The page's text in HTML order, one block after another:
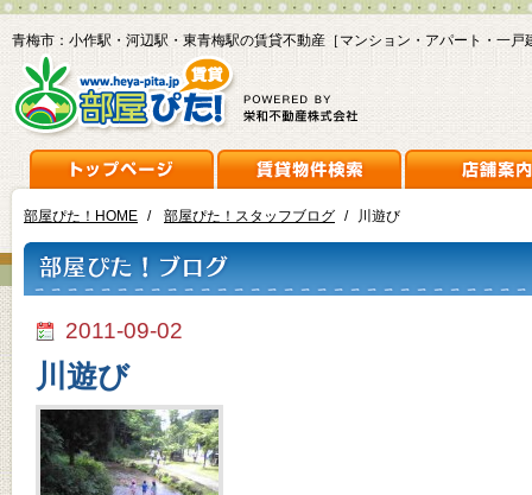
青梅市：小作駅・河辺駅・東青梅駅の賃貸不動産［マンション・アパート・一戸
部屋ぴた！HOME / 部屋ぴた！スタッフブログ / 川遊び
2011-09-02
川遊び